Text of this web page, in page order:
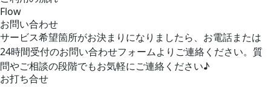
Flow
お問い合わせ
サービス希望箇所がお決まりになりましたら、お電話または
24時間受付のお問い合わせフォームよりご連絡ください。質
問やご相談の段階でもお気軽にご連絡ください♪
お打ち合せ